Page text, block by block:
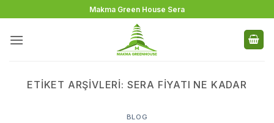
atla
Makma Green House Sera
ETIKET ARŞIVLERI: SERA FIYATI NE KADAR
BLOG